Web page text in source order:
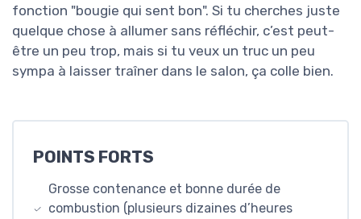
fonction "bougie qui sent bon". Si tu cherches juste
quelque chose à allumer sans réfléchir, c’est peut-
être un peu trop, mais si tu veux un truc un peu
sympa à laisser traîner dans le salon, ça colle bien.
POINTS FORTS
Grosse contenance et bonne durée de
combustion (plusieurs dizaines d’heures